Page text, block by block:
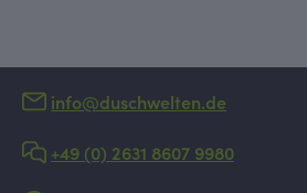
info@duschwelten.de
+49 (0) 2631 8607 9980